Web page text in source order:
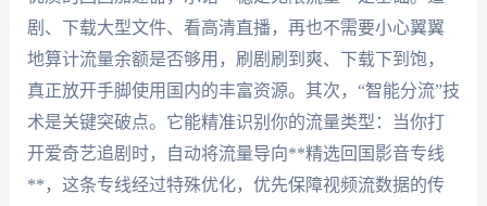
剧、下载大型文件、看高清直播，再也不需要小心翼翼
地算计流量余额是否够用，刷剧刷到爽、下载下到饱，
真正放开手脚使用国内的丰富资源。其次，“智能分流”技
术是关键突破点。它能精准识别你的流量类型：当你打
开爱奇艺追剧时，自动将流量导向**精选回国影音专线
**，这条专线经过特殊优化，优先保障视频流数据的传